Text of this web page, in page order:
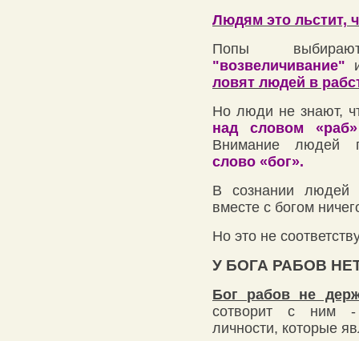
Людям это льстит,
Попы
"возвеличивание"
ловят людей в
Но люди не знают,
над словом «раб»
Внимание людей
слово «бог».
В сознании людей
вместе с богом
Но это не
У БОГА РАБОВ
Бог рабов не
сотворит с ним -
личности, которые